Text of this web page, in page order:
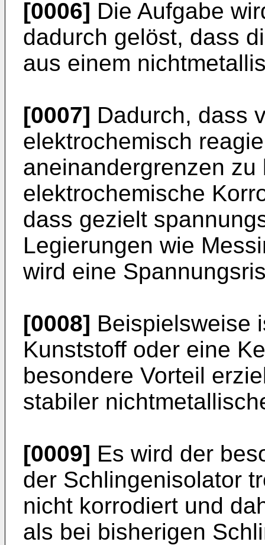
[0006] Die Aufgabe
dadurch gelöst, dass
aus einem
[0007] Dadurch, dass
elektrochemisch
aneinandergrenzen
elektrochemische
dass gezielt
Legierungen wie
wird eine
[0008] Beispielsweise
Kunststoff oder eine
besondere Vorteil
stabiler
[0009] Es wird der
der Schlingenisolator
nicht korrodiert und
als bei bisherigen